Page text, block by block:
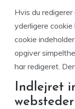
Hvis du
yderligere
cookie
opgiver
har redigeret.
Indlejret
websteder